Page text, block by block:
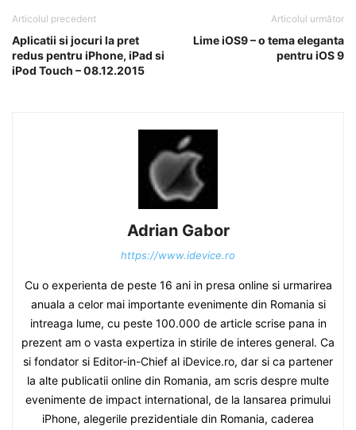
Articolul precedent
Aplicatii si jocuri la pret
redus pentru iPhone, iPad si
iPod Touch – 08.12.2015
Articolul următor
Lime iOS9 – o tema eleganta
pentru iOS 9
Adrian Gabor
https://www.idevice.ro
Cu o experienta de peste 16 ani in presa online si urmarirea
anuala a celor mai importante evenimente din Romania si
intreaga lume, cu peste 100.000 de article scrise pana in
prezent am o vasta expertiza in stirile de interes general. Ca
si fondator si Editor-in-Chief al iDevice.ro, dar si ca partener
la alte publicatii online din Romania, am scris despre multe
evenimente de impact international, de la lansarea primului
iPhone, alegerile prezidentiale din Romania, caderea